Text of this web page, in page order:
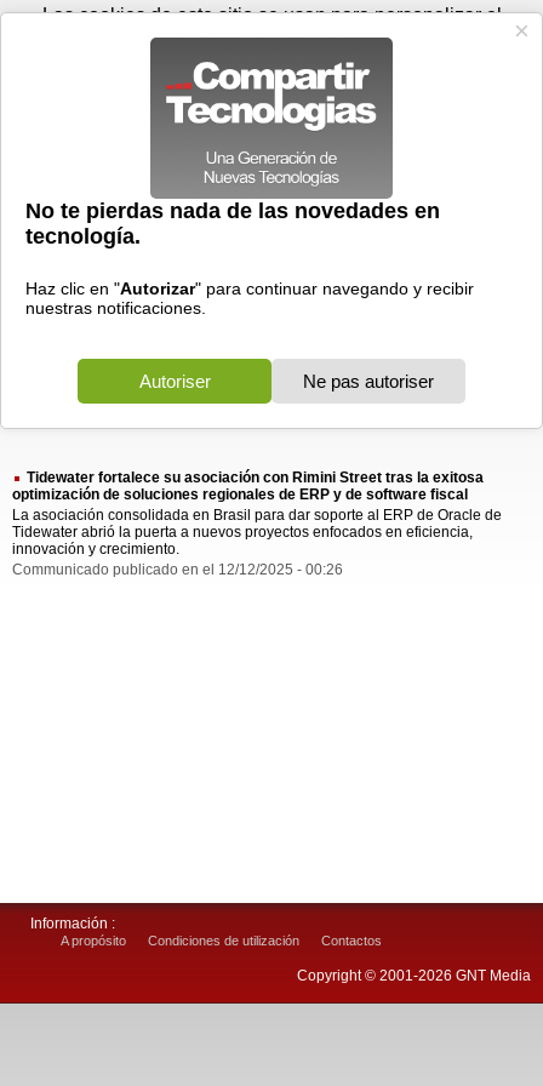
Prensa Videos
> tidewater fortalece
tidewater fortalece asociacion
1 resultado Ordenar por fecha-Ordenar por pertinencia
Tidewater fortalece su asociación con Rimini Street tras la exitosa
optimización de soluciones regionales de ERP y de software fiscal
La asociación consolidada en Brasil para dar soporte al ERP de Oracle de
Tidewater abrió la puerta a nuevos proyectos enfocados en eficiencia,
innovación y crecimiento.
Communicado publicado en el 12/12/2025 - 00:26
Viernes 07 de agosto - 11:31 Registrar Conectar
Información :
A propósito Condiciones de utilización Contactos
Copyright © 2001-2026 GNT Media
Las cookies de este sitio se usan para personalizar el
contenido y los anuncios, para ofrecer funciones de medios
sociales y para analizar el tráfico. Además, compartimos
información sobre el uso que haga del sitio web con nuestros
partners de medios sociales, de publicidad y de análisis
web.
OK